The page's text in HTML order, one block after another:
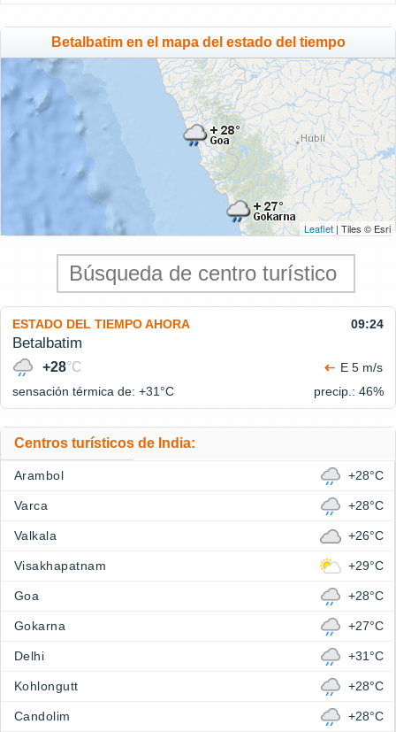
Betalbatim en el mapa del estado del tiempo
Leaflet | Tiles © Esri
ESTADO DEL TIEMPO AHORA 09:24
Betalbatim
+28°C
E 5 m/s
sensación térmica de: +31°C precip.: 46%
Centros turísticos de India:
Arambol +28°C
Varca +28°C
Valkala +26°C
Visakhapatnam +29°C
Goa +28°C
Gokarna +27°C
Delhi +31°C
Kohlongutt +28°C
Candolim +28°C